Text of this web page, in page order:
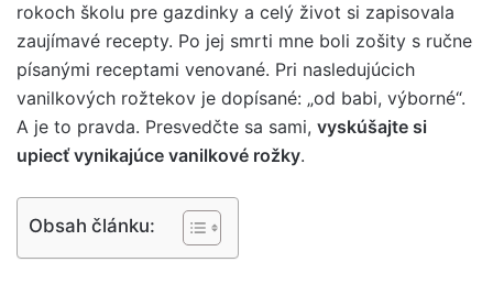
rokoch školu pre gazdinky a celý život si zapisovala
zaujímavé recepty. Po jej smrti mne boli zošity s ručne
písanými receptami venované. Pri nasledujúcich
vanilkových rožtekov je dopísané: „od babi, výborné“.
A je to pravda. Presvedčte sa sami, vyskúšajte si
upiecť vynikajúce vanilkové rožky.
Obsah článku: